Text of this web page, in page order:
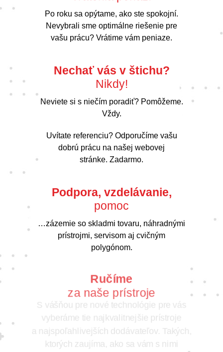
Po roku sa opýtame, ako ste spokojní.
Nevybrali sme optimálne riešenie pre
vašu prácu? Vrátime vám peniaze.
Nechať vás v štichu?
Nikdy!
Neviete si s niečím poradiť? Pomôžeme.
Vždy.
Uvítate referenciu? Odporučíme vašu
dobrú prácu na našej webovej
stránke. Zadarmo.
Podpora, vzdelávanie,
pomoc
…zázemie so skladmi tovaru, náhradnými
prístrojmi, servisom aj cvičným
polygónom.
Ručíme
za naše prístroje
vyberáme tie najkvalitnejšie prístroje
a najspoľahlivejších dodávateľov. Takých,
ktorých zaujíma, ako sa vám s nimi